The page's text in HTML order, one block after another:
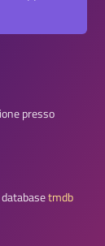
presso
tmdb